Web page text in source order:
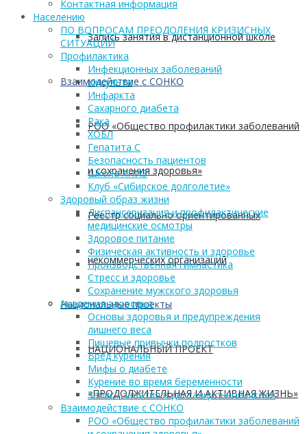
Запись занятия в дистанционной школе
Взаимодействие с СОНКО
РОО «Общество профилактики заболеваний
и сохранения здоровья»
Реестр социально ориентированных
некоммерческих организаций
Национальные проекты
НАЦИОНАЛЬНЫЙ ПРОЕКТ
«ПРОДОЛЖИТЕЛЬНАЯ И АКТИВНАЯ ЖИЗНЬ»
Контактная информация
Населению
ПО ВОПРОСАМ ПРЕОДОЛЕНИЯ КРИЗИСНЫХ
СИТУАЦИЙ
Профилактика
Инфекционных заболеваний
Инсульта
Инфаркта
Сахарного диабета
Рака
ХОБЛ
Гепатита С
Безопасность пациентов
Школа ХНИЗ
Клуб «Сибирское долголетие»
Здоровый образ жизни
Диспансеризация и профилактические
медицинские осмотры
Здоровое питание
Физическая активность и здоровье
Производственная гимнастика
Стресс и здоровье
Сохранение мужского здоровья
Академия здоровья
Основы здоровья и предупреждения
лишнего веса
Пищевые привычки подростков
Вред курения
Мифы о диабете
Курение во время беременности
Запись занятия в дистанционной школе
Взаимодействие с СОНКО
РОО «Общество профилактики заболеваний